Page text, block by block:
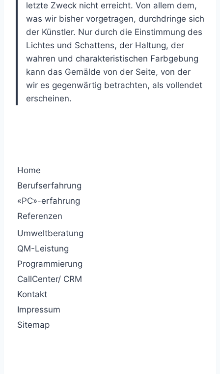
letzte Zweck nicht erreicht. Von allem dem,
was wir bisher vorgetragen, durchdringe sich
der Künstler. Nur durch die Einstimmung des
Lichtes und Schattens, der Haltung, der
wahren und charakteristischen Farbgebung
kann das Gemälde von der Seite, von der
wir es gegenwärtig betrachten, als vollendet
erscheinen.
Home
Berufserfahrung
«PC»-erfahrung
Referenzen
Umweltberatung
QM-Leistung
Programmierung
CallCenter/ CRM
Kontakt
Impressum
Sitemap